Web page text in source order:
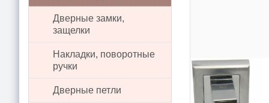
Дверные замки,
защелки
Накладки, поворотные
ручки
Дверные петли